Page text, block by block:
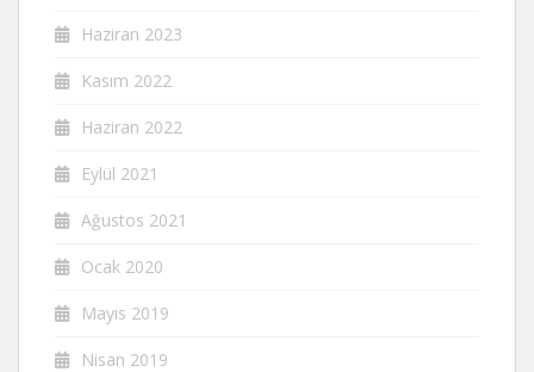
Haziran 2023
Kasım 2022
Haziran 2022
Eylül 2021
Ağustos 2021
Ocak 2020
Mayıs 2019
Nisan 2019